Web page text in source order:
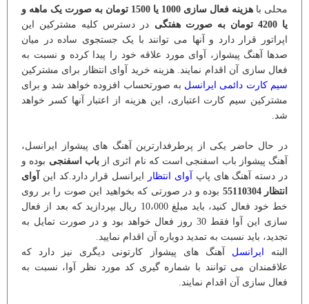
محلی با
هزینه فعال سازی 1000 یا 1500 تومان به صورت یک ماهه و
یا 4200 تومان به صورت هفتگی
در دسترس کلیه مشترکین این
اپراتور قرار دارد و آنها می توانند با یک جستجوی ساده در میان
صدها آهنگ پیشواز، آوای مورد علاقه خود را پیدا کرده و نسبت به
فعال سازی آن اقدام نمایند. هزینه خرید آوای انتظار برای مشترکین
سیم کارت دائمی ایرانسل به صورتحساب افزوده خواهد شد و برای
مشترکین سیم کارت اعتباری، این هزینه از اعتبار آنها کسر خواهد
شد.
در حال حاضر یکی از پرطرفدارترین آهنگ های پیشواز ایرانسل،
آهنگ پیشواز باب اسفنجی است که نام اثری ازباب اسفنجی بوده و
در دسته آهنگ های پاپ آوای انتظار ایرانسل قرار دارد.کد این آوای
انتظار 55110304
بوده و در صورتی که بخواهید این صوت را بر روی
خط خود فعال کنید، باید مبلغ 10،000 ريال بپردازید که بعد از فعال
سازی این آوا فقط 30 روز فعال خواهد بود و در صورت تمایل به
تجدید، باید نسبت به تمدید دوباره آن اقدام نمایید.
البته ایرانسل آهنگ های پیشواز کارتونی دیگری نیز دارد که
علاقمندان می توانند با شماره گیری کد مورد نظر آوا، نسبت به
فعال سازی آن اقدام نمایند.